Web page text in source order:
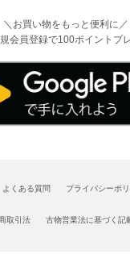
＼お買い物をもっと便利に／
会員登録で100ポイントプ
よくある質問 プライバシーポ
取引法 古物営業法に基づく記